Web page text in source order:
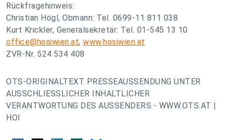
Rückfragehinweis:
Christian Högl, Obmann: Tel. 0699-11 811 038
Kurt Krickler, Generalsekretär: Tel. 01-545 13 10
office@hosiwien.at, www.hosiwien.at
ZVR-Nr. 524 534 408
OTS-ORIGINALTEXT PRESSEAUSSENDUNG UNTER
AUSSCHLIESSLICHER INHALTLICHER
VERANTWORTUNG DES AUSSENDERS - WWW.OTS.AT |
HOI